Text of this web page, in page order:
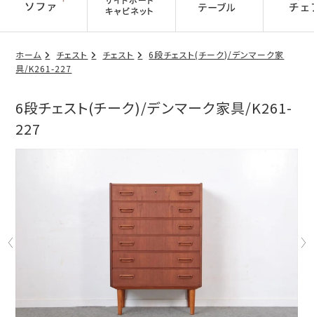
ホーム チェスト チェスト
6段チェスト(チーク)/デンマーク家
具/K261-227
6段チェスト(チーク)/デンマーク家具/K261-
227